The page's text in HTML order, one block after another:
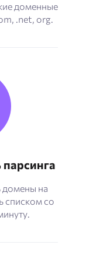
доменные
.net, org.
домены на
списком со